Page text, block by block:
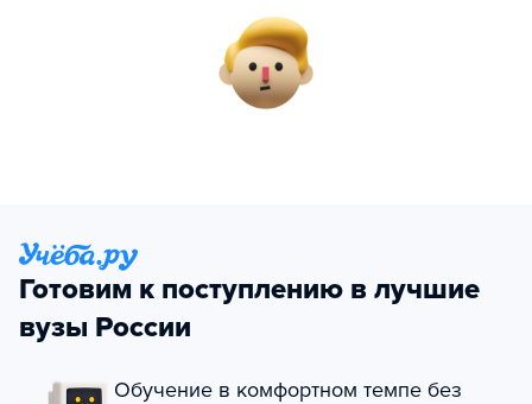
Готовим к поступлению в лучшие
вузы России
Обучение в комфортном темпе без